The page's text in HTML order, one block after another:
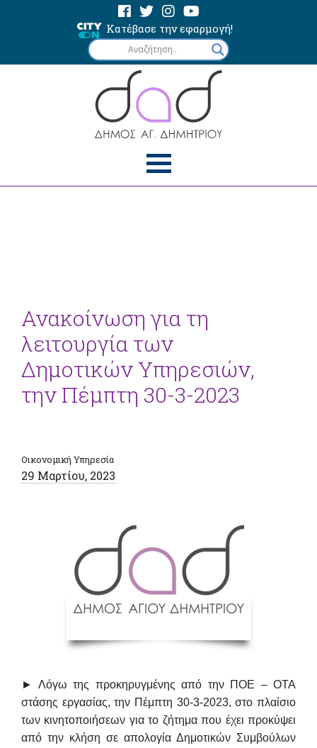
Κατέβασε την εφαρμογή!
Ανακοίνωση για τη
λειτουργία των
Δημοτικών Υπηρεσιών,
την Πέμπτη 30-3-2023
Οικονομική Υπηρεσία
29 Μαρτίου, 2023
► Λόγω της προκηρυγμένης από την ΠΟΕ – ΟΤΑ
στάσης εργασίας, την Πέμπτη 30-3-2023, στο πλαίσιο
των κινητοποιήσεων για το ζήτημα που έχει προκύψει
από την κλήση σε απολογία Δημοτικών Συμβούλων